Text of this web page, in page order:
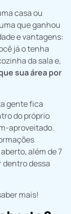
casa ou
que ganhou
e vantagens:
já o tenha
da sala e,
sua área por
gente fica
do próprio
aproveitado.
além de 7
dentro dessa
mais!